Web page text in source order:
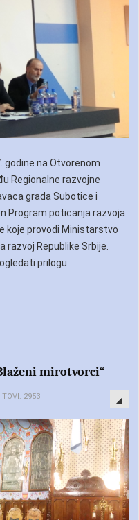
godine na Otvorenom
Regionalne razvojne
grada Subotice i
Program poticanja razvoja
koje provodi Ministarstvo
razvoj Republike Srbije.
prilogu.
mirotvorci“
2953